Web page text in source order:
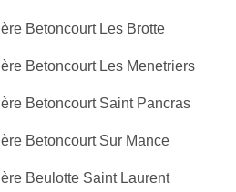
Betoncourt Les Brotte
Betoncourt Les Menetriers
Betoncourt Saint Pancras
Betoncourt Sur Mance
Beulotte Saint Laurent